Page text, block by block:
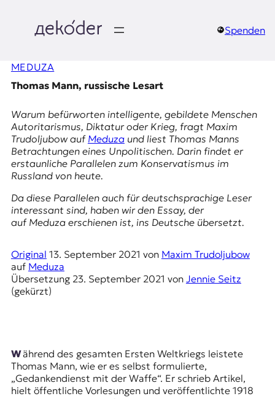
springen
e
k
o
d
e
r
|
D
E
K
D
E
Spenden
MEDUZA
Thomas Mann, russische Lesart
Warum befürworten intelligente, gebildete Menschen
Autoritarismus, Diktatur oder Krieg, fragt Maxim
Trudoljubow auf Meduzaund liest Thomas Manns
Betrachtungen eines Unpolitischen. Darin findet er
erstaunliche Parallelen zum Konservatismus im
Russland von heute.
Da diese Parallelen auch für deutschsprachige Leser
interessant sind, haben wir den Essay, der
auf Meduzaerschienen ist, ins Deutsche übersetzt.
Original 13. September 2021 von Maxim Trudoljubow
auf Meduza
Übersetzung 23. September 2021 von Jennie Seitz
(gekürzt)
Während des gesamten Ersten Weltkriegs leistete
Thomas Mann, wie er es selbst formulierte,
„Gedankendienst mit der Waffe“. Er schrieb Artikel,
hielt öffentliche Vorlesungen und veröffentlichte 1918